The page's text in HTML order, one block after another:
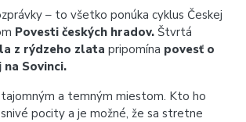
– to všetko ponúka cyklus Českej
Povesti českých hradov. Štvrtá
z rýdzeho zlata pripomína povesť o
Sovinci.
a temným miestom. Kto ho
pocity a je možné, že sa stretne